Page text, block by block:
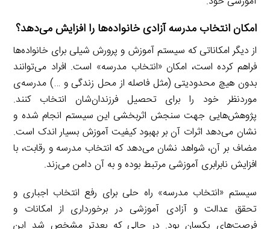
امکان انتخاب مدرسه آزادی خانواده‌ها را افزایش می‌دهد؟
از دیگر امکاناتی که سیستم آموزش و پرورش شیلی برای خانواده‌ها
فراهم کرده است، امکان «انتخاب مدرسه» است. افراد می‌توانند
بدون هیچ محدودیتی (مثل فاصله از محل زندگی و …) مدرسه‌ی
موردنظر خود را برای تحصیل فرزندان‌شان انتخاب کنند.
پژوهش‌هایی جهت سنجش اثربخشی این سیستم انجام شده و
نشان می‌دهد اثرات آن بر بهبود کیفیت آموزش بسیار اندک است.
مضاف بر آن، شواهد نشان می‌دهد که انتخاب مدرسه و رقابت، با
افزایش نابرابری آموزشی مرتبط بوده و به آن دامن می‌زند.
سیستم «انتخاب مدرسه» راه حلی برای رفع انتخاب اجباری و
تحقق عدالت و آزادی آموزشی در برخورداری از امکانات و
فرصت‌های یکسان بود. در حالی که بعدتر مشخص شد این